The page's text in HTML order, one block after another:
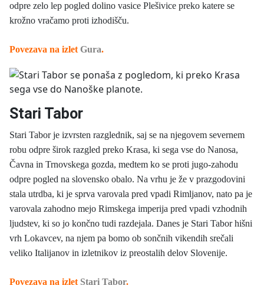
odpre zelo lep pogled dolino vasice Plešivice preko katere se
krožno vračamo proti izhodišču.
Povezava na izlet Gura.
Stari Tabor
Stari Tabor je izvrsten razglednik, saj se na njegovem severnem
robu odpre širok razgled preko Krasa, ki sega vse do Nanosa,
Čavna in Trnovskega gozda, medtem ko se proti jugo-zahodu
odpre pogled na slovensko obalo. Na vrhu je že v prazgodovini
stala utrdba, ki je sprva varovala pred vpadi Rimljanov, nato pa je
varovala zahodno mejo Rimskega imperija pred vpadi vzhodnih
ljudstev, ki so jo končno tudi razdejala. Danes je Stari Tabor hišni
vrh Lokavcev, na njem pa bomo ob sončnih vikendih srečali
veliko Italijanov in izletnikov iz preostalih delov Slovenije.
Povezava na izlet Stari Tabor.